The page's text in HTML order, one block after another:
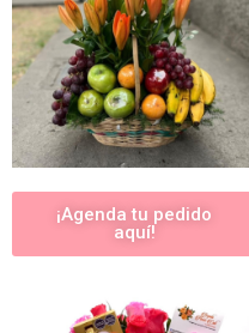
¡Agenda tu pedido
aquí!